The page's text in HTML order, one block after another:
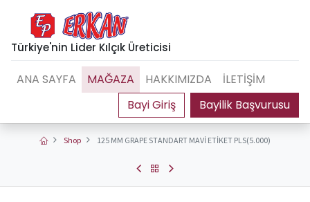
Türkiye'nin Lider Kılçık Üreticisi
Bayilik Başvurusu
ANA SAYFA MAĞAZA HAKKIMIZDA İLETİŞİM
Shop 125 MM GRAPE STANDART MAVİ ETİKET PLS(5.000)